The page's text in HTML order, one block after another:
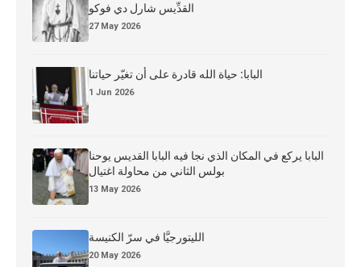
القدِّيس شارل دي فوكو
27 May 2026
البابا: حياة الله قادرة على أن تغيّر حياتنا
1 Jun 2026
البابا يركع في المكان الذي نجا فيه البابا القديس يوحنا
بولس الثاني من محاولة اغتيال
13 May 2026
الليتورجيَّا في سرّ الكنيسة
20 May 2026